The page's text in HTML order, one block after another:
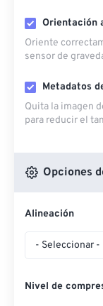
Orientación
Oriente
sensor de
Metadatos
Quita la imagen
para reducir el
Opciones
Alineación
- Seleccionar -
Nivel de